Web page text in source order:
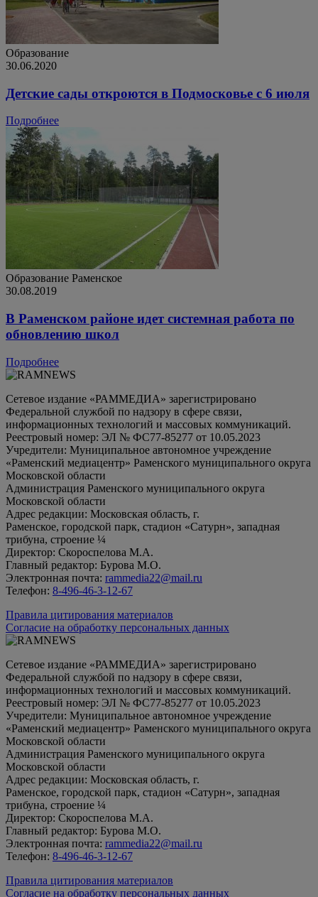
Образование
30.06.2020
Детские сады откроются в Подмосковье с 6 июля
Подробнее
Образование Раменское
30.08.2019
В Раменском районе идет системная работа по
обновлению школ
Подробнее
Сетевое издание «РАММЕДИА» зарегистрировано
Федеральной службой по надзору в сфере связи,
информационных технологий и массовых коммуникаций.
Реестровый номер: ЭЛ № ФС77-85277 от 10.05.2023
Учредители: Муниципальное автономное учреждение
«Раменский медиацентр» Раменского муниципального округа
Московской области
Администрация Раменского муниципального округа
Московской области
Адрес редакции: Московская область, г.
Раменское, городской парк, стадион «Сатурн», западная
трибуна, строение ¼
Директор: Скороспелова М.А.
Главный редактор: Бурова М.О.
Электронная почта: rammedia22@mail.ru
Телефон: 8-496-46-3-12-67
Правила цитирования материалов
Согласие на обработку персональных данных
Сетевое издание «РАММЕДИА» зарегистрировано
Федеральной службой по надзору в сфере связи,
информационных технологий и массовых коммуникаций.
Реестровый номер: ЭЛ № ФС77-85277 от 10.05.2023
Учредители: Муниципальное автономное учреждение
«Раменский медиацентр» Раменского муниципального округа
Московской области
Администрация Раменского муниципального округа
Московской области
Адрес редакции: Московская область, г.
Раменское, городской парк, стадион «Сатурн», западная
трибуна, строение ¼
Директор: Скороспелова М.А.
Главный редактор: Бурова М.О.
Электронная почта: rammedia22@mail.ru
Телефон: 8-496-46-3-12-67
Правила цитирования материалов
Согласие на обработку персональных данных